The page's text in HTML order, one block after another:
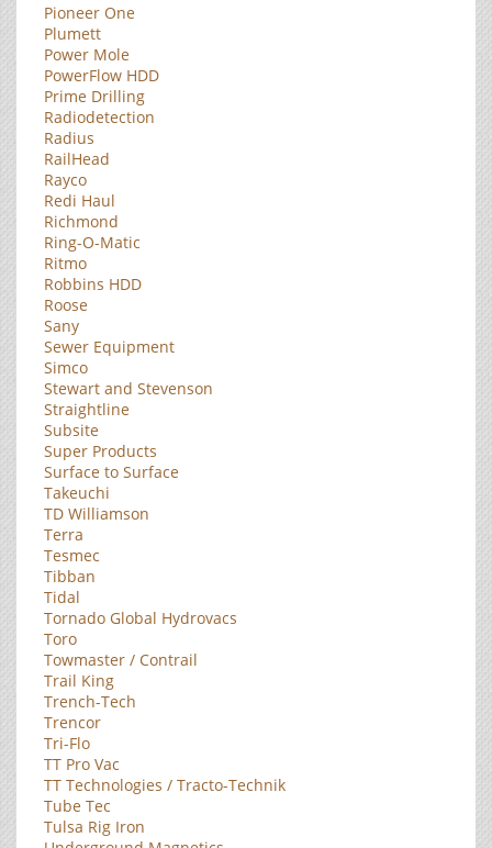
Pioneer One
Plumett
Power Mole
PowerFlow HDD
Prime Drilling
Radiodetection
Radius
RailHead
Rayco
Redi Haul
Richmond
Ring-O-Matic
Ritmo
Robbins HDD
Roose
Sany
Sewer Equipment
Simco
Stewart and Stevenson
Straightline
Subsite
Super Products
Surface to Surface
Takeuchi
TD Williamson
Terra
Tesmec
Tibban
Tidal
Tornado Global Hydrovacs
Toro
Towmaster / Contrail
Trail King
Trench-Tech
Trencor
Tri-Flo
TT Pro Vac
TT Technologies / Tracto-Technik
Tube Tec
Tulsa Rig Iron